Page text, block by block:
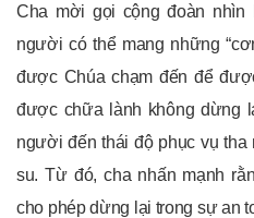
Cha mời gọi cộng đoàn
người có thể mang những
được Chúa chạm đến để
được chữa lành không dừng
người đến thái độ phục vụ
su. Từ đó, cha nhấn mạnh
cho phép dừng lại trong sự an